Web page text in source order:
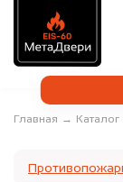
Главная → Каталог